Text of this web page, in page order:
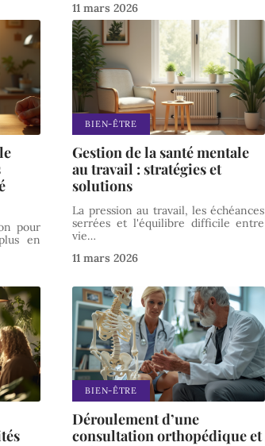
11 mars 2026
pour
en
BIEN-ÊTRE
Gestion de la santé mentale
au travail : stratégies et
solutions
La pression au travail, les échéances
serrées et l'équilibre difficile entre
vie…
11 mars 2026
BIEN-ÊTRE
Déroulement d’une
consultation orthopédique et